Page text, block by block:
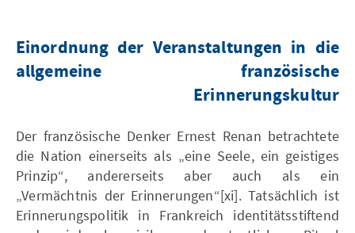
Einordnung der Veranstaltungen in die
allgemeine französische
Erinnerungskultur
Der französische Denker Ernest Renan betrachtete
die Nation einerseits als „eine Seele, ein geistiges
Prinzip“, andererseits aber auch als ein
„Vermächtnis der Erinnerungen“[xi]. Tatsächlich ist
Erinnerungspolitik in Frankreich identitätsstiftend